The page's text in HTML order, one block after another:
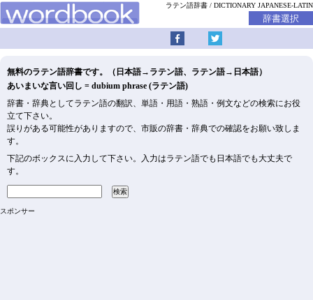
ラテン語辞書 DICTIONARY JAPANESE-LATIN
無料のラテン語辞書です。（日本語→ラテン語、ラテン語→日本語）
あいまいな言い回し = dubium phrase (ラテン語)
辞書・辞典としてラテン語の翻訳、単語・用語・熟語・例文などの検索にお役
立て下さい。
誤りがある可能性がありますので、市販の辞書・辞典での確認をお願い致しま
す。
下記のボックスに入力して下さい。入力はラテン語でも日本語でも大丈夫で
す。
スポンサー